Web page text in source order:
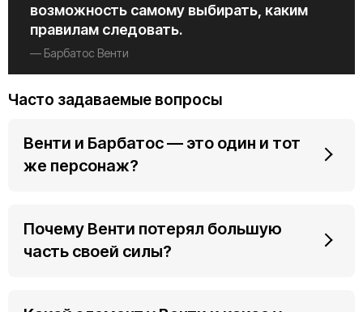
возможность самому выбирать, каким
правилам следовать.
— Барбатос Венти
Часто задаваемые вопросы
Венти и Барбатос — это один и тот
же персонаж?
Почему Венти потерял большую
часть своей силы?